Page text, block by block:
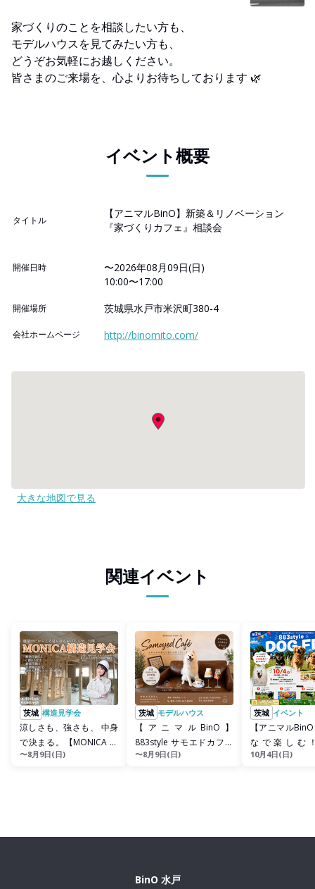
家づくりのことを相談したい方も、
モデルハウスを見てみたい方も、
どうぞお気軽にお越しください。
皆さまのご来場を、心よりお待ちしております 🌿
イベント概要
タイトル
【アニマルBinO】新築＆リノベーション
『家づくりカフェ』相談会
開催日時
〜2026年08月09日(日)
10:00〜17:00
開催場所 茨城県水戸市米沢町380-4
会社ホームページ http://binomito.com/
大きな地図で見る
関連イベント
茨城 構造見学会
涼しさも、強さも、 中身
で決まる。【MONICA 構
造見学会】
〜8月9日(日)
茨城 モデルハウス
【アニマルBinO】
883style サモエドカフェ
毎週土日 OPEN！！
〜8月9日(日)
茨城 イベント
【アニマル
なで楽しむ
883style DOG
10月4日(日)
BinO 水戸